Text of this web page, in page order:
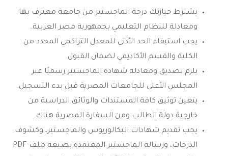
يشترط حيازتك درجة الماجستير من جامعة معترف بها
ومعادلة للنظام التعليمي بجمهورية مصر العربية.
يجب استيفاء الحد الأدنى للمعدل التراكمي المحدد من
الكلية والقسم الأكاديمي لضمان القبول.
يلزم تصديق ومعادلة شهادة الماجستير رسميًا عبر
المجلس الأعلى للجامعات المصرية قبل بدء التسجيل.
يتعين توثيق كافة المستندات والوثائق الدراسية من
خارجية دولة الطالب ومن السفارة المصرية هناك.
يجب تقديم شهادات البكالوريوس والماجستير، وكشوف
الدرجات، ورسالة الماجستير المعتمدة بصيغة ملف PDF